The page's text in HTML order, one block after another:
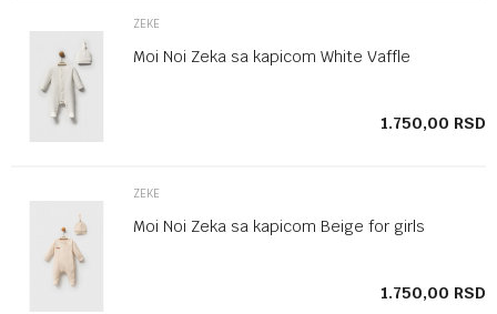
ZEKE
Moi Noi Zeka sa kapicom White Vaffle
1.750,00 RSD
ZEKE
Moi Noi Zeka sa kapicom Beige for girls
1.750,00 RSD